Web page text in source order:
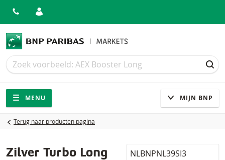
Zoek
Zoek
Navigatie
Site navigatie
MENU MIJN BNP
Terug naar producten pagina
Zilver Turbo Long Isin